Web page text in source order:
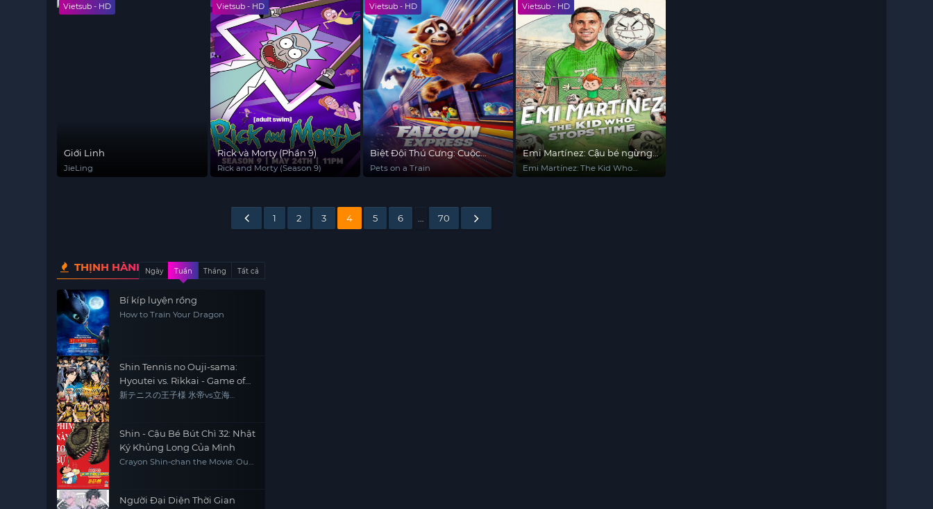
Vietsub - HD
Giới Linh
JieLing
Vietsub - HD
Rick và Morty (Phần 9)
Rick and Morty (Season 9)
Vietsub - HD
Biệt Đội Thú Cưng: Cuộc
Chiến Trên Đường Ray
Pets on a Train
Vietsub - HD
Emi Martínez: Cậu bé ngừng
thời gian
Emi Martínez: The Kid Who
1 2 3 4 5 6 70
THỊNH HÀNHNgày Tuần Tháng Tất cả
Bí kíp luyện rồng
How to Train Your Dragon
Shin Tennis no Ouji-sama:
Hyoutei vs. Rikkai - Game of
Future
新テニスの王子様 氷帝vs立海
Shin - Cậu Bé Bút Chì 32: Nhật
Ký Khủng Long Của Mình
Crayon Shin-chan the Movie: Our
Người Đại Diện Thời Gian